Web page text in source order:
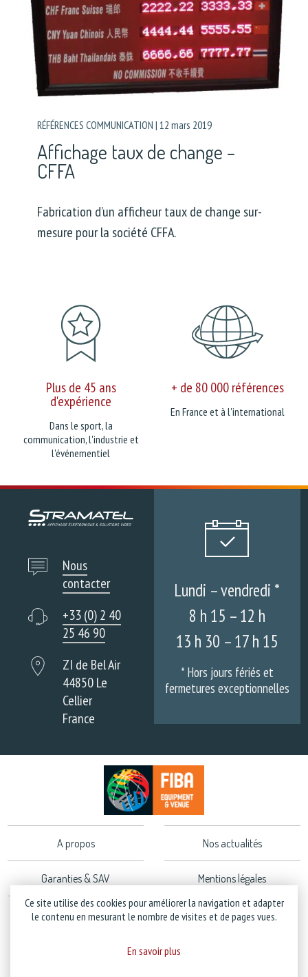
RÉFÉRENCES COMMUNICATION | 12 mars 2019
Affichage taux de change –
CFFA
Fabrication d’un afficheur taux de change sur-
mesure pour la société CFFA.
Plus de 45 ans
d'expérience
Dans le sport, la
communication, l'industrie et
l'événementiel
+ de 80 000 références
En France et à l'international
Nous
contacter
+33 (0) 2 40
25 46 90
ZI de Bel Air
44850 Le
Cellier
France
Lundi – vendredi *
8 h 15 – 12 h
13 h 30 – 17 h 15
* Hors jours fériés et
fermetures exceptionnelles
A propos Nos actualités
Garanties & SAV Mentions légales
Politique de confidentialité
Ce site utilise des cookies pour améliorer la navigation et adapter
le contenu en mesurant le nombre de visites et de pages vues.
En savoir plus